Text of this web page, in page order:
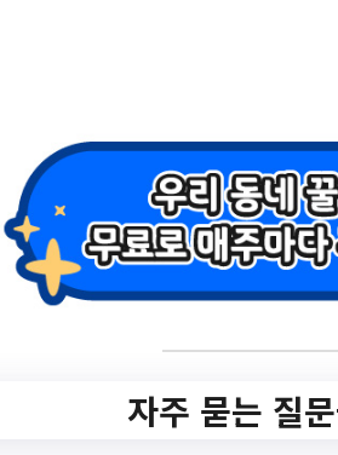
2.
2023 제
남 영상
✅ 지원 소식 상세 보기
https://
자주 묻는 질